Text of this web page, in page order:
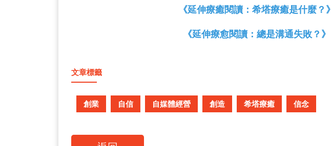
《延伸療癒閱讀：希塔療癒是什麼？》
《延伸療愈閱讀：總是溝通失敗？》
文章標籤
創業 自信 自媒體經營 創造 希塔療癒 信念